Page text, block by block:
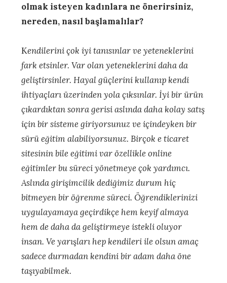
olmak isteyen kadınlara ne önerirsiniz,
nereden, nasıl başlamalılar?
Kendilerini çok iyi tanısınlar ve yeteneklerini
fark etsinler. Var olan yeteneklerini daha da
geliştirsinler. Hayal güçlerini kullanıp kendi
ihtiyaçları üzerinden yola çıksınlar. İyi bir ürün
çıkardıktan sonra gerisi aslında daha kolay satış
için bir sisteme giriyorsunuz ve içindeyken bir
sürü eğitim alabiliyorsunuz. Birçok e ticaret
sitesinin bile eğitimi var özellikle online
eğitimler bu süreci yönetmeye çok yardımcı.
Aslında girişimcilik dediğimiz durum hiç
bitmeyen bir öğrenme süreci. Öğrendiklerinizi
uygulayamaya geçirdikçe hem keyif almaya
hem de daha da geliştirmeye istekli oluyor
insan. Ve yarışları hep kendileri ile olsun amaç
sadece durmadan kendini bir adam daha öne
taşıyabilmek.